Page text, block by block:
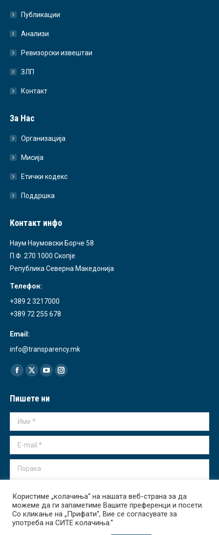
Публикации
Анализи
Ревизорски извештаи
ЗЛП
Контакт
За Нас
Организација
Мисија
Етички кодекс
Поддршка
Контакт инфо
Наум Наумовски Борче 58
П.Ф. 270 1000 Скопје
Република Северна Македонија
Телефон:
+389 2 3217000
+389 72 255 678
Email:
info@transparency.mk
Find us on:
Facebook
opens
in
new
X
opens
in
YouTube
opens
in
Instagram
in
Пишете ни
Име *
E-mail *
Порака
Испрати
Користиме „колачиња“ на нашата веб-страна за да
можеме да ги запаметиме Вашите преференци и посети.
Со кликање на „Прифати“, Вие се согласувате за
употреба на СИТЕ колачиња.“